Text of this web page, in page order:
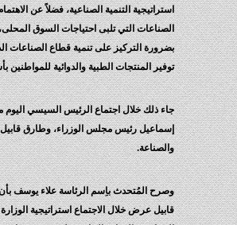
استراتيجية التنمية الصناعية، فضلاً عن الاهتمام بتنمية
الصناعات التي تلبى احتياجات السوق المحلى، موجها
بضرورة التركيز على تنمية قطاع الصناعات الدوائية لضمان
توفير المنتجات الطبية والدوائية للمواطنين بأسعار مناسبة.
جاء ذلك خلال اجتماع الرئيس السيسي اليوم مع شريف
إسماعيل رئيس مجلس الوزراء، وطارق قابيل وزير التجارة
والصناعة.
وصرح المُتحدث باِسم الرئاسة علاء يوسف بأن الوزير طارق
قابيل عرض خلال الاجتماع استراتيجية الوزارة لتعزيز التنمية